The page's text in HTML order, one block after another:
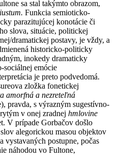
sa stal takýmto obrazom,
Funkcia semioticko-
parazitujúcej konotácie či
slova, situácie, politickej
dramatickej postavy, je vždy, a
historicko-politicky
inokedy dramaticky
sociálnej emócie
je preto podvedomá.
zložka fonetickej
amorfná a nezreteľná
pravda, s výrazným sugestívno-
v onej zradnej hmlovine
V prípade Gorbačov došlo
alegorickou masou objektov
vystavaných postupne, počas
náhodou vo Fultone,